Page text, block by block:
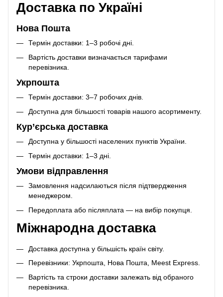
Доставка по Україні
Нова Пошта
Термін доставки: 1–3 робочі дні.
Вартість доставки визначається тарифами
перевізника.
Укрпошта
Термін доставки: 3–7 робочих днів.
Доступна для більшості товарів нашого асортименту.
Кур’єрська доставка
Доступна у більшості населених пунктів України.
Термін доставки: 1–3 дні.
Умови відправлення
Замовлення надсилаються після підтвердження
менеджером.
Передоплата або післяплата — на вибір покупця.
Міжнародна доставка
Доставка доступна у більшість країн світу.
Перевізники: Укрпошта, Нова Пошта, Meest Express.
Вартість та строки доставки залежать від обраного
перевізника.